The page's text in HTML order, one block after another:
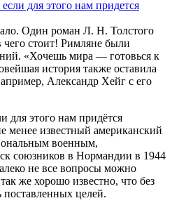
Один роман Л. Н. Толстого
чего стоит! Римляне были
«Хочешь мира — готовься к
история также оставила
Александр Хейг с его
для этого нам придётся
менее известный американский
военным,
союзников в Нормандии в 1944
не все вопросы можно
же хорошо известно, что без
целей.